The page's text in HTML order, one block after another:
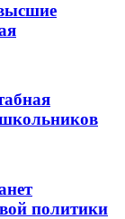
политики